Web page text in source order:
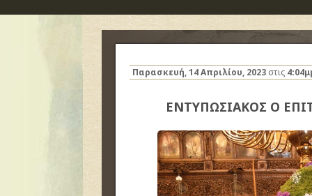
Παρασκευή, 14 Απριλίου, 2023 στις
ΕΝΤΥΠΩΣΙΑΚΟΣ Ο